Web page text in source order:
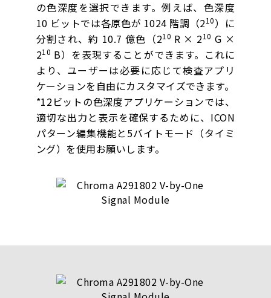
の色深度を選択できます。例えば、色深度
10 ビットでは各原色が 1024 階調（210）に
分割され、約 10.7 億色（210 R × 210 G ×
210 B）を表現することができます。これに
より、ユーザーは必要に応じて検査アプリ
ケーションを自由にカスタマイズできます。
*12ビットの色深度アプリケーションでは、
適切な出力と表示を確保するために、ICON
パターン編集機能と5バイトモード（タイミ
ング）を使用お願いします。